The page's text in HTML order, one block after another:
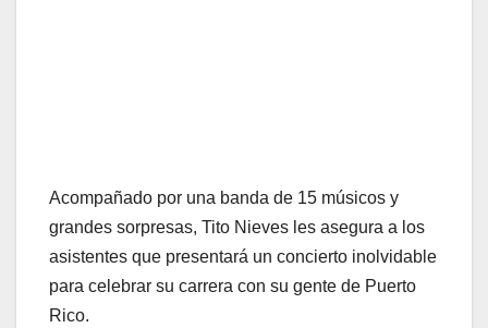
Acompañado por una banda de 15 músicos y
grandes sorpresas, Tito Nieves les asegura a los
asistentes que presentará un concierto inolvidable
para celebrar su carrera con su gente de Puerto
Rico.